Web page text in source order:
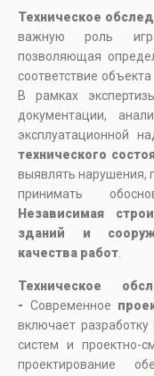
Техническое
важную роль
позволяющая
соответствие
В рамках
документации,
эксплуатационной
технического
выявлять нарушения,
принимать
Независимая
зданий и
качества работ
Техническое
- Современное
включает
систем и проектно-
проектирование